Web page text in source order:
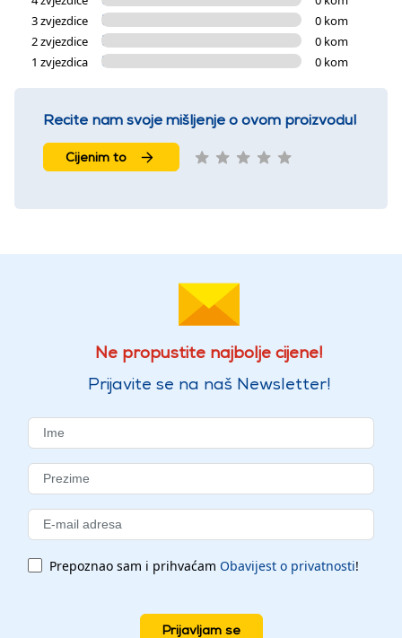
3 zvjezdice
0 kom
2 zvjezdice
0 kom
1 zvjezdica
0 kom
Recite nam svoje mišljenje o ovom proizvodu!
Cijenim to
Ne propustite najbolje cijene!
Prijavite se na naš Newsletter!
Prepoznao sam i prihvaćam Obavijest o privatnosti!
Prijavljam se